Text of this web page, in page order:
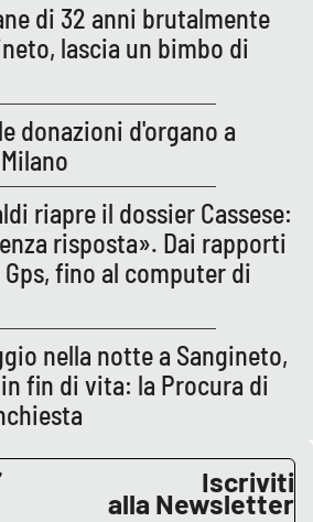
di 32 anni brutalmente
lascia un bimbo di
donazioni d'organo a
riapre il dossier Cassese:
risposta». Dai rapporti
fino al computer di
nella notte a Sangineto,
fin di vita: la Procura di
Iscriviti
alla Newsletter